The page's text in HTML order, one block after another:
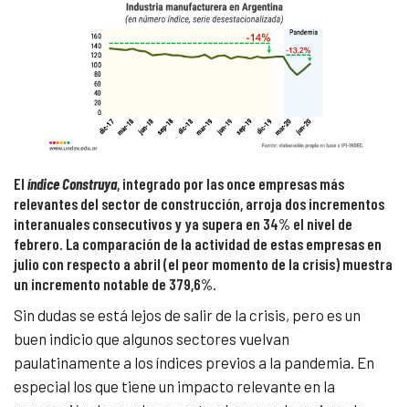
El índice Construya, integrado por las once empresas más
relevantes del sector de construcción, arroja dos incrementos
interanuales consecutivos y ya supera en 34% el nivel de
febrero. La comparación de la actividad de estas empresas en
julio con respecto a abril (el peor momento de la crisis) muestra
un incremento notable de 379,6%.
Sin dudas se está lejos de salir de la crisis, pero es un
buen indicio que algunos sectores vuelvan
paulatinamente a los índices previos a la pandemia. En
especial los que tiene un impacto relevante en la